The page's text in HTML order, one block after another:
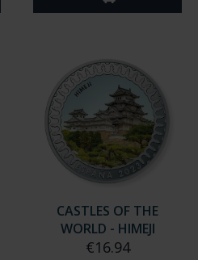
CASTLES OF THE
WORLD - HIMEJI
€16.94